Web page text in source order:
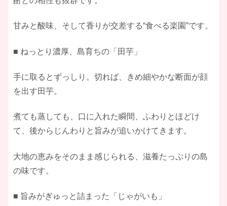
甘みと酸味、そして香りが交差する“食べる楽園”です。
■ ねっとり濃厚、島育ちの「田芋」
手に取るとずっしり。切れば、きめ細やかな断面が顔
を出す田芋。
煮ても蒸しても、口に入れた瞬間、ふわりとほどけ
て、後からじんわりと旨みが追いかけてきます。
大地の恵みをそのまま感じられる、滋養たっぷりの島
の味です。
■ 旨みがぎゅっと詰まった「じゃがいも」